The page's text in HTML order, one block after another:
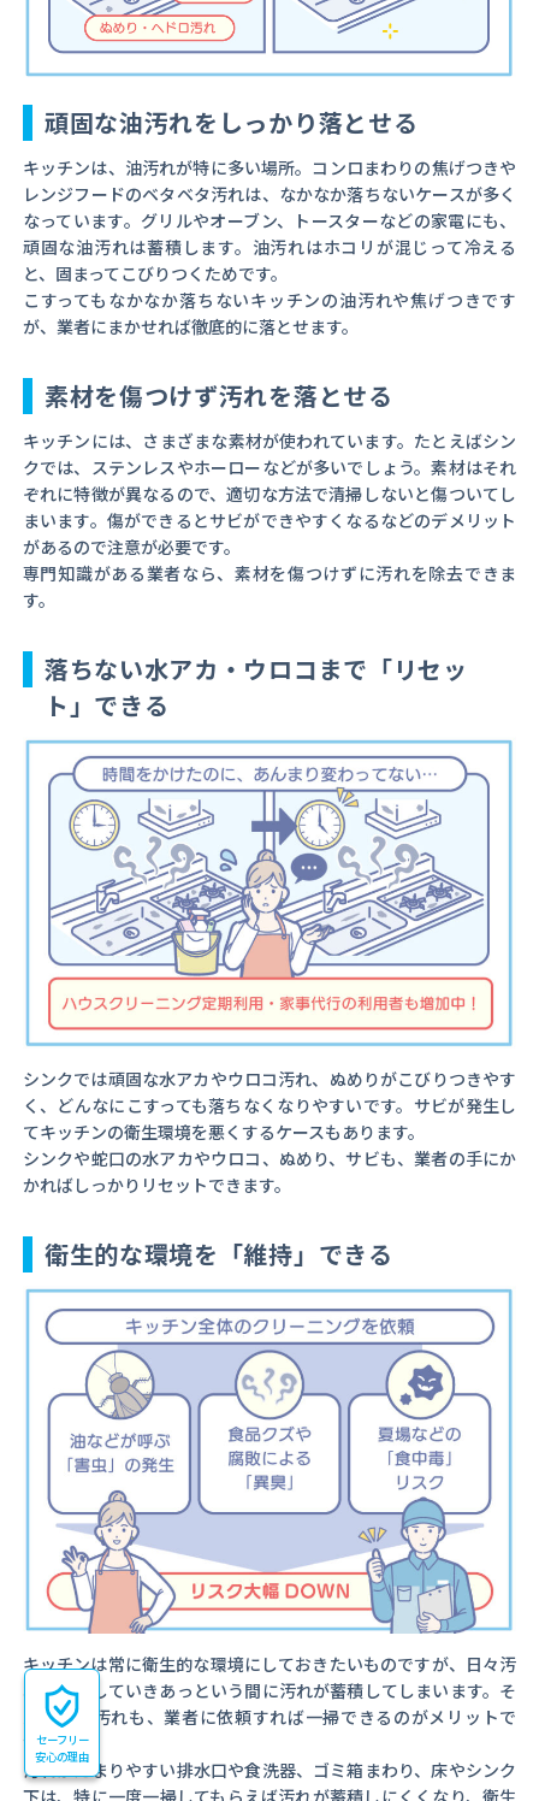
頑固な油汚れをしっかり落とせる
キッチンは、油汚れが特に多い場所。コンロまわりの焦げつきや
レンジフードのベタベタ汚れは、なかなか落ちないケースが多く
なっています。グリルやオーブン、トースターなどの家電にも、
頑固な油汚れは蓄積します。油汚れはホコリが混じって冷える
と、固まってこびりつくためです。
こすってもなかなか落ちないキッチンの油汚れや焦げつきです
が、業者にまかせれば徹底的に落とせます。
素材を傷つけず汚れを落とせる
キッチンには、さまざまな素材が使われています。たとえばシン
クでは、ステンレスやホーローなどが多いでしょう。素材はそれ
ぞれに特徴が異なるので、適切な方法で清掃しないと傷ついてし
まいます。傷ができるとサビができやすくなるなどのデメリット
があるので注意が必要です。
専門知識がある業者なら、素材を傷つけずに汚れを除去できま
す。
落ちない水アカ・ウロコまで「リセッ
ト」できる
シンクでは頑固な水アカやウロコ汚れ、ぬめりがこびりつきやす
く、どんなにこすっても落ちなくなりやすいです。サビが発生し
てキッチンの衛生環境を悪くするケースもあります。
シンクや蛇口の水アカやウロコ、ぬめり、サビも、業者の手にか
かればしっかりリセットできます。
衛生的な環境を「維持」できる
キッチンは常に衛生的な環境にしておきたいものですが、日々汚
れが蓄積していきあっという間に汚れが蓄積してしまいます。そ
んな蓄積汚れも、業者に依頼すれば一掃できるのがメリットで
す。
汚れがたまりやすい排水口や食洗器、ゴミ箱まわり、床やシンク
下は、特に一度一掃してもらえば汚れが蓄積しにくくなり、衛生
セーフリー
安心の理由